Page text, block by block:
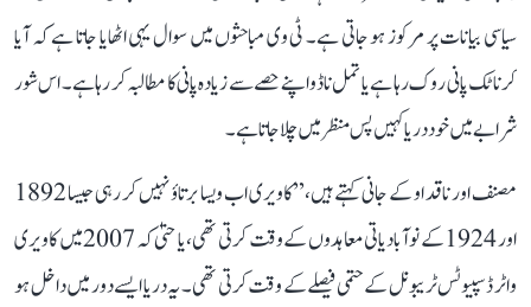
سیاسی بیانات پر مرکوز ہو جاتی ہے۔ ٹی وی مباحثوں میں سوال یہی اٹھایا جاتا ہے کہ آیا
کرناٹک پانی روک رہا ہے یا تمل ناڈو اپنے حصے سے زیادہ پانی کا مطالبہ کر رہا ہے۔ اس شور
شرابے میں خود دریا کہیں پس منظر میں چلا جاتا ہے۔
مصنف اور ناقد او کے جانی کہتے ہیں، ’’کاویری اب ویسا برتاؤ نہیں کر رہی جیسا 1892
اور 1924 کے نوآبادیاتی معاہدوں کے وقت کرتی تھی، یا حتیٰ کہ 2007 میں کاویری
واٹر ڈسپیوٹس ٹریبونل کے حتمی فیصلے کے وقت کرتی تھی۔ یہ دریا ایسے دور میں داخل ہو